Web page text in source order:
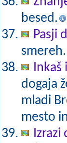
besed.
Pasji
smereh.
Inkaš
dogaja
mladi
mesto
Izrazi